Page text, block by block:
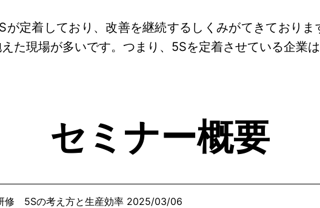
が定着しており、改善を継続するしくみがてきておりま
た現場が多いです。つまり、5Sを定着させている企業は
セミナー概要
修 5Sの考え方と生産効率 2025/03/06